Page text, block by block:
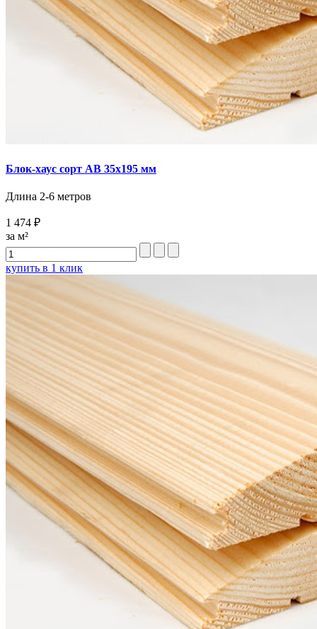
Блок-хаус сорт AB 35х195 мм
Длина 2-6 метров
1 474 ₽
за м²
купить в 1 клик